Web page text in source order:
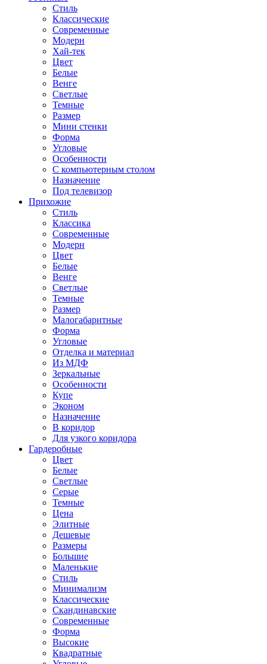
Стиль
Классические
Современные
Модерн
Хай-тек
Цвет
Белые
Венге
Светлые
Темные
Размер
Мини стенки
Форма
Угловые
Особенности
С компьютерным столом
Назначение
Под телевизор
Прихожие
Стиль
Классика
Современные
Модерн
Цвет
Белые
Венге
Светлые
Темные
Размер
Малогабаритные
Форма
Угловые
Отделка и материал
Из МДФ
Зеркальные
Особенности
Купе
Эконом
Назначение
В коридор
Для узкого коридора
Гардеробные
Цвет
Белые
Светлые
Серые
Темные
Цена
Элитные
Дешевые
Размеры
Большие
Маленькие
Стиль
Минимализм
Классические
Скандинавские
Современные
Форма
Высокие
Квадратные